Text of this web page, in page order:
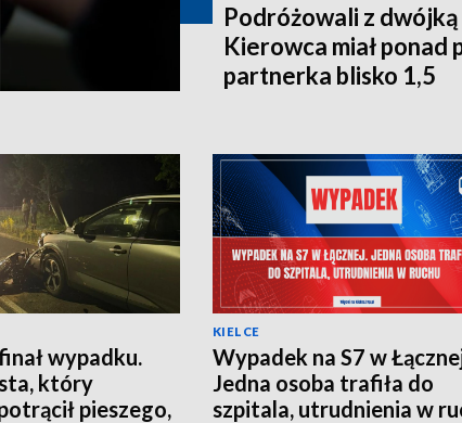
Podróżowali z
Kierowca miał ponad
partnerka blisko 1,5
wypadku.
który
pieszego,
KIELCE
Wypadek na S7 w
Jedna osoba trafiła do
szpitala, utrudnienia w